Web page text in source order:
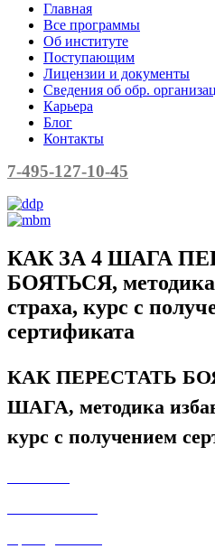
Главная
Все программы
Об институте
Поступающим
Лицензии и документы
Сведения об обр.
Карьера
Блог
Контакты
7-495-127-10-45
КАК ЗА 4 ШАГА
БОЯТЬСЯ, методика
страха, курс с
сертификата
КАК ПЕРЕСТАТЬ
ШАГА, методика
курс с получением